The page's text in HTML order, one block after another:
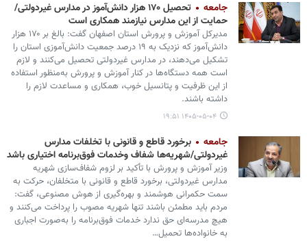
جامعه
تحصیل ۱۷۰ هزار دانش‌آموز در مدارس غیردولتی/
حمایت از این مدارس نیازمند همکاری است
مدیرکل آموزش و پرورش استان اصفهان گفت: بالغ بر ۱۷۰ هزار
دانش‌آموز که نزدیک به ۱۹ درصد جمعیت دانش‌آموزی استان را
تشکیل می‌دهند، در مدارس غیردولتی تحصیل می‌کنند و لازم
است همه دستگاه‌ها در کنار آموزش و پرورش به‌منظور استفاده
از این ظرفیت و پتانسیل خوب، همکاری و مساعدت لازم را
داشته باشند.
۱۴۰۵-۰۵-۰۴ ۱۹:۵۱
جامعه
برخورد قاطع و قانونی با تخلفات مدارس
غیردولتی/شهریه‌ها شفاف وخدمات فوق‌برنامه اختیاری باشد
وزیر آموزش و پرورش با تأکید بر لزوم شفاف‌سازی شهریه
مدارس غیردولتی، برخورد قاطع و قانونی با متخلفان، حرکت به
سمت حکمرانی هوشمند و بهره‌گیری از هوش مصنوعی، گفت:
مردم باید مطمئن باشند تنها شهریه مصوب را پرداخت می‌کنند و
هیچ مدرسه‌ای حق ندارد خدمات فوق‌برنامه را به‌صورت اجباری
به خانواده‌ها تحمیل…